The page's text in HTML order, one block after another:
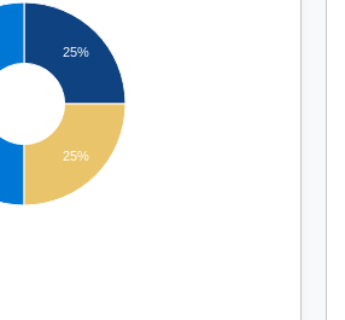
Affichage par
25%
25%